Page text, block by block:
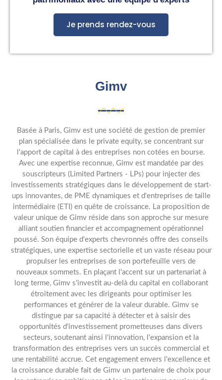
Je prends rendez-vous
Gimv
Basée à Paris, Gimv est une société de gestion de premier
plan spécialisée dans le private equity, se concentrant sur
l'apport de capital à des entreprises non cotées en bourse.
Avec une expertise reconnue, Gimv est mandatée par des
souscripteurs (Limited Partners - LPs) pour injecter des
investissements stratégiques dans le développement de start-
ups innovantes, de PME dynamiques et d'entreprises de taille
intermédiaire (ETI) en quête de croissance. La proposition de
valeur unique de Gimv réside dans son approche sur mesure
alliant soutien financier et accompagnement opérationnel
poussé. Son équipe d'experts chevronnés offre des conseils
stratégiques, une expertise sectorielle et un vaste réseau pour
propulser les entreprises de son portefeuille vers de
nouveaux sommets. En plaçant l'accent sur un partenariat à
long terme, Gimv s'investit au-delà du capital en collaborant
étroitement avec les dirigeants pour optimiser les
performances et générer de la valeur durable. Gimv se
distingue par sa capacité à détecter et à saisir des
opportunités d'investissement prometteuses dans divers
secteurs, soutenant ainsi l'innovation, l'expansion et la
transformation des entreprises vers un succès commercial et
une rentabilité accrue. Cet engagement envers l'excellence et
la croissance durable fait de Gimv un partenaire de choix pour